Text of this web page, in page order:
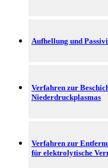
Aufhellung und
Verfahren zur
Niederdruckplasmas
Verfahren zur
für elektrolytische